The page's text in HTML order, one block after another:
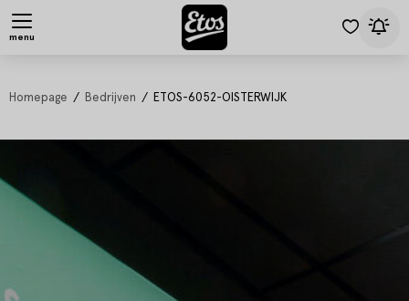
menu
Homepage Bedrijven ETOS-6052-OISTERWIJK